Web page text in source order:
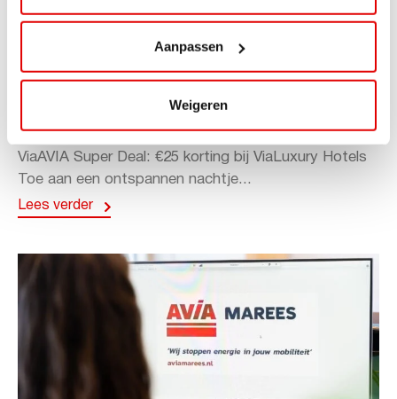
Aanpassen
Weigeren
ViaAVIA Super Deal: 20% korting bij
ViaAVIA Super Deal: €25 korting bij ViaLuxury Hotels
Toe aan een ontspannen nachtje...
Lees verder